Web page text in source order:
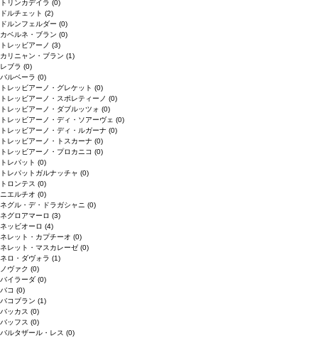
トリンカデイラ (0)
ドルチェット (2)
ドルンフェルダー (0)
カベルネ・ブラン (0)
トレッビアーノ (3)
カリニャン・ブラン (1)
レブラ (0)
バルベーラ (0)
トレッビアーノ・グレケット (0)
トレッビアーノ・スポレティーノ (0)
トレッビアーノ・ダブルッツォ (0)
トレッビアーノ・ディ・ソアーヴェ (0)
トレッビアーノ・ディ・ルガーナ (0)
トレッビアーノ・トスカーナ (0)
トレッビアーノ・プロカニコ (0)
トレパット (0)
トレパットガルナッチャ (0)
トロンテス (0)
ニエルチオ (0)
ネグル・デ・ドラガシャニ (0)
ネグロアマーロ (3)
ネッビオーロ (4)
ネレット・カプチーオ (0)
ネレット・マスカレーゼ (0)
ネロ・ダヴォラ (1)
ノヴァク (0)
バイラーダ (0)
バコ (0)
バコブラン (1)
バッカス (0)
バッフス (0)
バルタザール・レス (0)